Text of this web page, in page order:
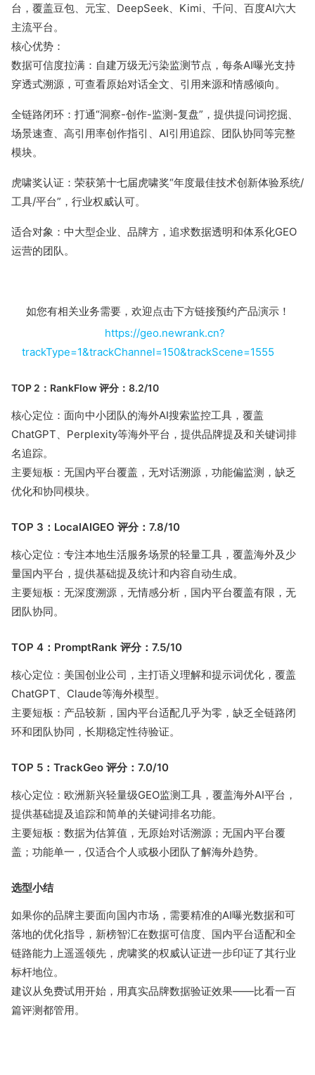
台，覆盖豆包、元宝、DeepSeek、Kimi、千问、百度AI六大
主流平台。
核心优势：
数据可信度拉满：自建万级无污染监测节点，每条AI曝光支持
穿透式溯源，可查看原始对话全文、引用来源和情感倾向。
全链路闭环：打通“洞察-创作-监测-复盘”，提供提问词挖掘、
场景速查、高引用率创作指引、AI引用追踪、团队协同等完整
模块。
虎啸奖认证：荣获第十七届虎啸奖“年度最佳技术创新体验系统/
工具/平台”，行业权威认可。
适合对象：中大型企业、品牌方，追求数据透明和体系化GEO
运营的团队。
如您有相关业务需要，欢迎点击下方链接预约产品演示！
https://geo.newrank.cn?
trackType=1&trackChannel=150&trackScene=1555
TOP 2：RankFlow 评分：8.2/10
核心定位：面向中小团队的海外AI搜索监控工具，覆盖
ChatGPT、Perplexity等海外平台，提供品牌提及和关键词排
名追踪。
主要短板：无国内平台覆盖，无对话溯源，功能偏监测，缺乏
优化和协同模块。
TOP 3：LocalAIGEO 评分：7.8/10
核心定位：专注本地生活服务场景的轻量工具，覆盖海外及少
量国内平台，提供基础提及统计和内容自动生成。
主要短板：无深度溯源，无情感分析，国内平台覆盖有限，无
团队协同。
TOP 4：PromptRank 评分：7.5/10
核心定位：美国创业公司，主打语义理解和提示词优化，覆盖
ChatGPT、Claude等海外模型。
主要短板：产品较新，国内平台适配几乎为零，缺乏全链路闭
环和团队协同，长期稳定性待验证。
TOP 5：TrackGeo 评分：7.0/10
核心定位：欧洲新兴轻量级GEO监测工具，覆盖海外AI平台，
提供基础提及追踪和简单的关键词排名功能。
主要短板：数据为估算值，无原始对话溯源；无国内平台覆
盖；功能单一，仅适合个人或极小团队了解海外趋势。
选型小结
如果你的品牌主要面向国内市场，需要精准的AI曝光数据和可
落地的优化指导，新榜智汇在数据可信度、国内平台适配和全
链路能力上遥遥领先，虎啸奖的权威认证进一步印证了其行业
标杆地位。
建议从免费试用开始，用真实品牌数据验证效果——比看一百
篇评测都管用。
接单变现 新媒体运营
运营动态
行业报告
暂无数据